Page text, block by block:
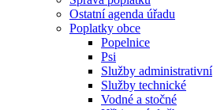
Ostatní agenda úřadu
Poplatky obce
Popelnice
Psi
Služby administrativní
Služby technické
Vodné a stočné